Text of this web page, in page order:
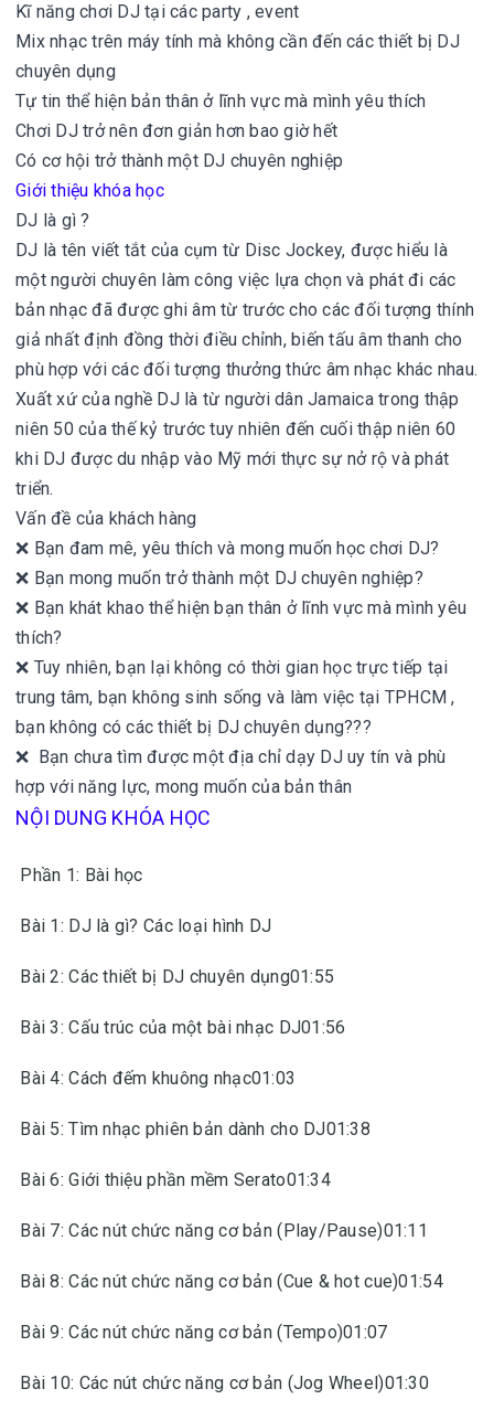
Kĩ năng chơi DJ tại các party , event
Mix nhạc trên máy tính mà không cần đến các thiết bị DJ
chuyên dụng
Tự tin thể hiện bản thân ở lĩnh vực mà mình yêu thích
Chơi DJ trở nên đơn giản hơn bao giờ hết
Có cơ hội trở thành một DJ chuyên nghiệp
Giới thiệu khóa học
DJ là gì ?
DJ là tên viết tắt của cụm từ Disc Jockey, được hiểu là
một người chuyên làm công việc lựa chọn và phát đi các
bản nhạc đã được ghi âm từ trước cho các đối tượng thính
giả nhất định đồng thời điều chỉnh, biến tấu âm thanh cho
phù hợp với các đối tượng thưởng thức âm nhạc khác nhau.
Xuất xứ của nghề DJ là từ người dân Jamaica trong thập
niên 50 của thế kỷ trước tuy nhiên đến cuối thập niên 60
khi DJ được du nhập vào Mỹ mới thực sự nở rộ và phát
triển.
Vấn đề của khách hàng
❌ Bạn đam mê, yêu thích và mong muốn học chơi DJ?
❌ Bạn mong muốn trở thành một DJ chuyên nghiệp?
❌ Bạn khát khao thể hiện bạn thân ở lĩnh vực mà mình yêu
thích?
❌ Tuy nhiên, bạn lại không có thời gian học trực tiếp tại
trung tâm, bạn không sinh sống và làm việc tại TPHCM ,
bạn không có các thiết bị DJ chuyên dụng???
❌ Bạn chưa tìm được một địa chỉ dạy DJ uy tín và phù
hợp với năng lực, mong muốn của bản thân
NỘI DUNG KHÓA HỌC
Phần 1: Bài học
Bài 1: DJ là gì? Các loại hình DJ
Bài 2: Các thiết bị DJ chuyên dụng01:55
Bài 3: Cấu trúc của một bài nhạc DJ01:56
Bài 4: Cách đếm khuông nhạc01:03
Bài 5: Tìm nhạc phiên bản dành cho DJ01:38
Bài 6: Giới thiệu phần mềm Serato01:34
Bài 7: Các nút chức năng cơ bản (Play/Pause)01:11
Bài 8: Các nút chức năng cơ bản (Cue & hot cue)01:54
Bài 9: Các nút chức năng cơ bản (Tempo)01:07
Bài 10: Các nút chức năng cơ bản (Jog Wheel)01:30